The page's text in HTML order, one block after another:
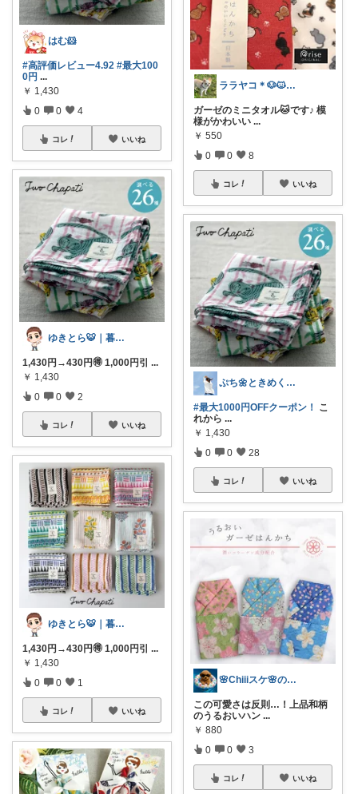
はむ🐹
#高評価レビュー4.92 #最大100
0円 ...
￥ 1,430
0 0 4
コレ いいね
ゆきとら🐯｜暮らしをラクにしたいパパ
1,430円→430円🉐 1,000円引 ...
￥ 1,430
0 0 2
コレ いいね
ゆきとら🐯｜暮らしをラクにしたいパパ
1,430円→430円🉐 1,000円引 ...
￥ 1,430
0 0 1
コレ いいね
ララヤコ＊🐶🐱好きな方用・介護用
ガーゼのミニタオル🐱です♪ 模
様がかわいい ...
￥ 550
0 0 8
コレ いいね
ぷち🌼ときめくモノと暮らす🌼
#最大1000円OFFクーポン！
こ
れから ...
￥ 1,430
0 0 28
コレ いいね
🌸Chiiiスケ🌸のお部屋🌱
この可愛さは反則…！上品和柄
のうるおいハン ...
￥ 880
0 0 3
コレ いいね